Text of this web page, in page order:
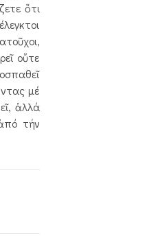
ὅτι
οὔτε
μέ
ἀλλά
τήν